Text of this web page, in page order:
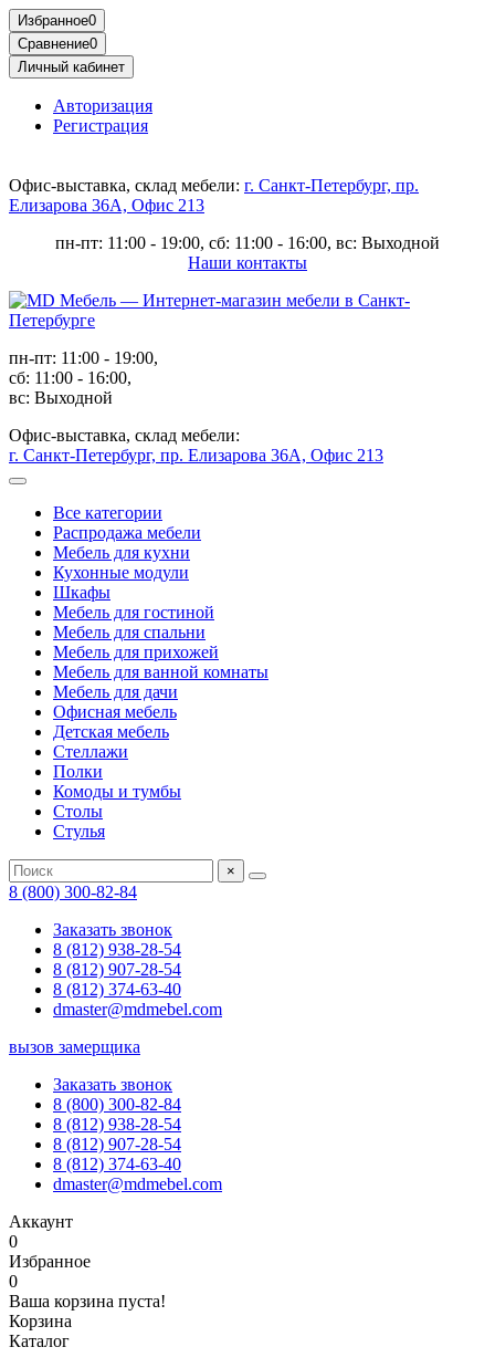
Избранное0
Сравнение0
Личный кабинет
Авторизация
Регистрация
Офис-выставка, склад мебели: г. Санкт-Петербург, пр.
Елизарова 36А, Офис 213
пн-пт: 11:00 - 19:00, сб: 11:00 - 16:00, вс: Выходной
Наши контакты
пн-пт: 11:00 - 19:00,
сб: 11:00 - 16:00,
вс: Выходной
Офис-выставка, склад мебели:
г. Санкт-Петербург, пр. Елизарова 36А, Офис 213
Все категории
Распродажа мебели
Мебель для кухни
Кухонные модули
Шкафы
Мебель для гостиной
Мебель для спальни
Мебель для прихожей
Мебель для ванной комнаты
Мебель для дачи
Офисная мебель
Детская мебель
Стеллажи
Полки
Комоды и тумбы
Столы
Стулья
×
8 (800) 300-82-84
Заказать звонок
8 (812) 938-28-54
8 (812) 907-28-54
8 (812) 374-63-40
dmaster@mdmebel.com
вызов замерщика
Заказать звонок
8 (800) 300-82-84
8 (812) 938-28-54
8 (812) 907-28-54
8 (812) 374-63-40
dmaster@mdmebel.com
Аккаунт
0
Избранное
0
Ваша корзина пуста!
Корзина
Каталог